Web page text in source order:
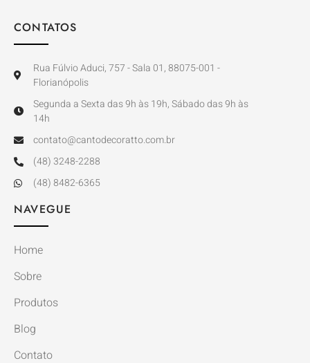
CONTATOS
Rua Fúlvio Aduci, 757 - Sala 01, 88075-001 -
Florianópolis
Segunda a Sexta das 9h às 19h, Sábado das 9h às
14h
contato@cantodecoratto.com.br
(48) 3248-2288
(48) 8482-6365
NAVEGUE
Home
Sobre
Produtos
Blog
Contato